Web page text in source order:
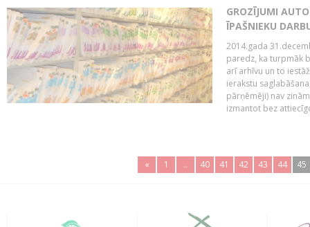
GROZĪJUMI
ĪPAŠNIEKU
2014.gada
paredz, ka turpmāk
arī arhīvu un to
ierakstu
pārņēmēji) nav
izmantot bez
« 1 .. 40 41 42 43 44 45